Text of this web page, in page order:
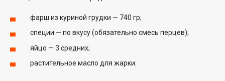
фарш из куриной грудки — 740 гр;
специи — по вкусу (обязательно смесь перцев);
яйцо — 3 средних;
растительное масло для жарки.